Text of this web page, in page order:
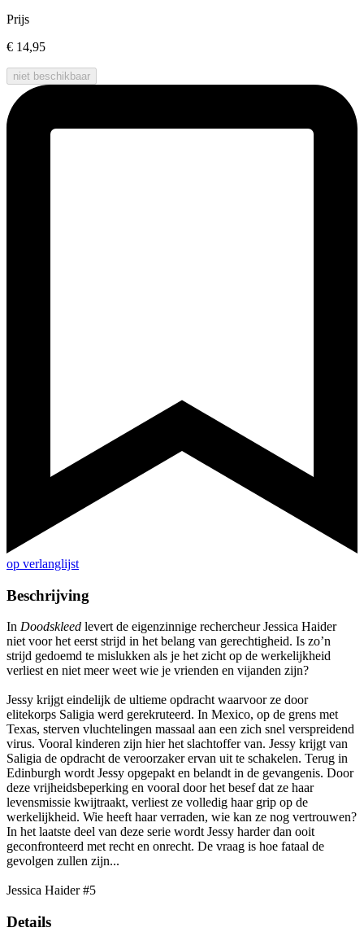
Prijs
€ 14,95
niet beschikbaar
op verlanglijst
Beschrijving
In Doodskleed levert de eigenzinnige rechercheur Jessica Haider
niet voor het eerst strijd in het belang van gerechtigheid. Is zo’n
strijd gedoemd te mislukken als je het zicht op de werkelijkheid
verliest en niet meer weet wie je vrienden en vijanden zijn?
Jessy krijgt eindelijk de ultieme opdracht waarvoor ze door
elitekorps Saligia werd gerekruteerd. In Mexico, op de grens met
Texas, sterven vluchtelingen massaal aan een zich snel verspreidend
virus. Vooral kinderen zijn hier het slachtoffer van. Jessy krijgt van
Saligia de opdracht de veroorzaker ervan uit te schakelen. Terug in
Edinburgh wordt Jessy opgepakt en belandt in de gevangenis. Door
deze vrijheidsbeperking en vooral door het besef dat ze haar
levensmissie kwijtraakt, verliest ze volledig haar grip op de
werkelijkheid. Wie heeft haar verraden, wie kan ze nog vertrouwen?
In het laatste deel van deze serie wordt Jessy harder dan ooit
geconfronteerd met recht en onrecht. De vraag is hoe fataal de
gevolgen zullen zijn...
Jessica Haider #5
Details